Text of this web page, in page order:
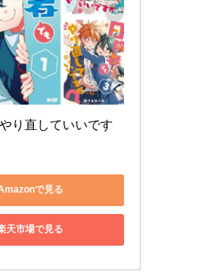
り直していいです
で見る
天市場で見る